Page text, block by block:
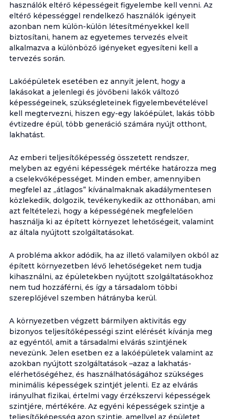
használók eltérő képességeit figyelembe kell venni. Az
eltérő képességgel rendelkező használók igényeit
azonban nem külön-külön létesítményekkel kell
biztosítani, hanem az egyetemes tervezés elveit
alkalmazva a különböző igényeket egyesíteni kell a
tervezés során.
Lakóépületek esetében ez annyit jelent, hogy a
lakásokat a jelenlegi és jövőbeni lakók változó
képességeinek, szükségleteinek figyelembevételével
kell megtervezni, hiszen egy-egy lakóépület, lakás több
évtizedre épül, több generáció számára nyújt otthont,
lakhatást.
Az emberi teljesítőképesség összetett rendszer,
melyben az egyéni képességek mértéke határozza meg
a cselekvőképességet. Minden ember, amennyiben
megfelel az „átlagos” kívánalmaknak akadálymentesen
közlekedik, dolgozik, tevékenykedik az otthonában, ami
azt feltételezi, hogy a képességének megfelelően
használja ki az épített környezet lehetőségeit, valamint
az általa nyújtott szolgáltatásokat.
A probléma akkor adódik, ha az illető valamilyen okból az
épített környezetben lévő lehetőségeket nem tudja
kihasználni, az épületekben nyújtott szolgáltatásokhoz
nem tud hozzáférni, és így a társadalom többi
szereplőjével szemben hátrányba kerül.
A környezetben végzett bármilyen aktivitás egy
bizonyos teljesítőképességi szint elérését kívánja meg
az egyéntől, amit a társadalmi elvárás szintjének
nevezünk. Jelen esetben ez a lakóépületek valamint az
azokban nyújtott szolgáltatások –azaz a lakhatás-
elérhetőségéhez, és használhatóságához szükséges
minimális képességek szintjét jelenti. Ez az elvárás
irányulhat fizikai, értelmi vagy érzékszervi képességek
szintjére, mértékére. Az egyéni képességek szintje a
teljesítőképesség azon szintje, amellyel az épületet